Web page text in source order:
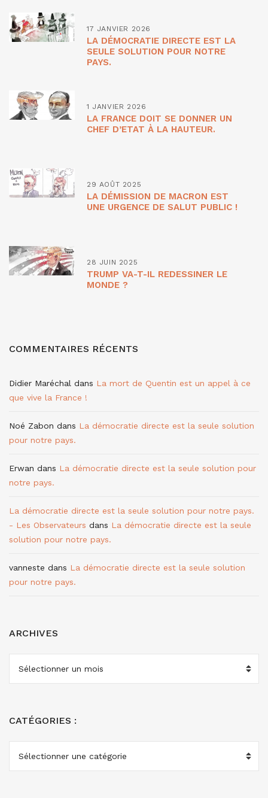
17 JANVIER 2026
LA DÉMOCRATIE DIRECTE EST LA
SEULE SOLUTION POUR NOTRE
PAYS.
1 JANVIER 2026
LA FRANCE DOIT SE DONNER UN
CHEF D’ETAT À LA HAUTEUR.
29 AOÛT 2025
LA DÉMISSION DE MACRON EST
UNE URGENCE DE SALUT PUBLIC !
28 JUIN 2025
TRUMP VA-T-IL REDESSINER LE
MONDE ?
COMMENTAIRES RÉCENTS
Didier Maréchal dans La mort de Quentin est un appel à ce
que vive la France !
Noé Zabon dans La démocratie directe est la seule solution
pour notre pays.
Erwan dans La démocratie directe est la seule solution pour
notre pays.
La démocratie directe est la seule solution pour notre pays.
- Les Observateurs dans La démocratie directe est la seule
solution pour notre pays.
vanneste dans La démocratie directe est la seule solution
pour notre pays.
ARCHIVES
CATÉGORIES :